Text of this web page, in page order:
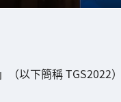
（以下簡稱 TGS2022